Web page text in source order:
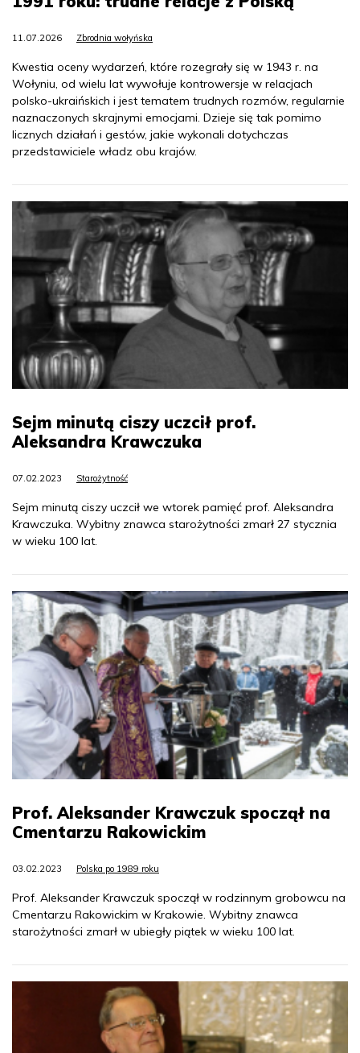
11.07.2026 Zbrodnia wołyńska
Kwestia oceny wydarzeń, które rozegrały się w 1943 r. na
Wołyniu, od wielu lat wywołuje kontrowersje w relacjach
polsko-ukraińskich i jest tematem trudnych rozmów, regularnie
naznaczonych skrajnymi emocjami. Dzieje się tak pomimo
licznych działań i gestów, jakie wykonali dotychczas
przedstawiciele władz obu krajów.
Sejm minutą ciszy uczcił prof.
Aleksandra Krawczuka
07.02.2023 Starożytność
Sejm minutą ciszy uczcił we wtorek pamięć prof. Aleksandra
Krawczuka. Wybitny znawca starożytności zmarł 27 stycznia
w wieku 100 lat.
Prof. Aleksander Krawczuk spoczął na
Cmentarzu Rakowickim
03.02.2023 Polska po 1989 roku
Prof. Aleksander Krawczuk spoczął w rodzinnym grobowcu na
Cmentarzu Rakowickim w Krakowie. Wybitny znawca
starożytności zmarł w ubiegły piątek w wieku 100 lat.